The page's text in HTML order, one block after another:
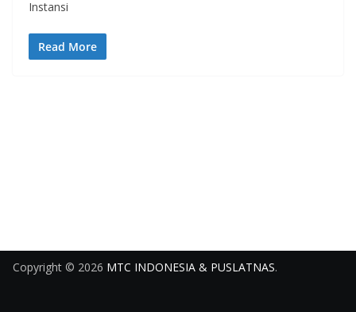
Instansi
Read More
Copyright © 2026 MTC INDONESIA & PUSLATNAS.